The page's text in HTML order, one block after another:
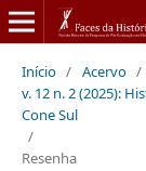
Início / Acervo /
v. 12 n. 2 (2025):
Cone Sul
/
Resenha